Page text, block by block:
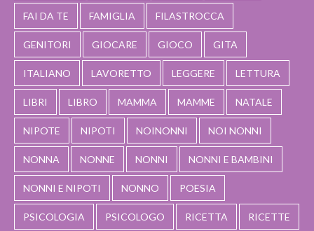
FAI DA TE FAMIGLIA FILASTROCCA
GENITORI GIOCARE GIOCO GITA
ITALIANO LAVORETTO LEGGERE LETTURA
LIBRI LIBRO MAMMA MAMME NATALE
NIPOTE NIPOTI NOINONNI NOI NONNI
NONNA NONNE NONNI NONNI E BAMBINI
NONNI E NIPOTI NONNO POESIA
PSICOLOGIA PSICOLOGO RICETTA RICETTE